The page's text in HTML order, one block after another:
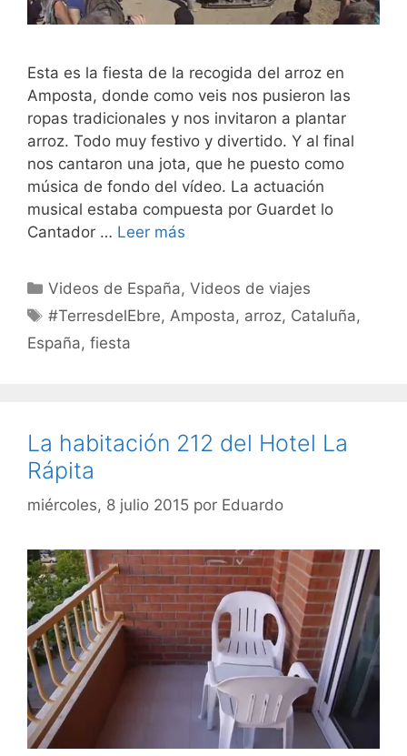
Esta es la fiesta de la recogida del arroz en
Amposta, donde como veis nos pusieron las
ropas tradicionales y nos invitaron a plantar
arroz. Todo muy festivo y divertido. Y al final
nos cantaron una jota, que he puesto como
música de fondo del vídeo. La actuación
musical estaba compuesta por Guardet lo
Cantador … Leer más
Categorías
Videos de España,Videos de viajes
Etiquetas
#TerresdelEbre, Amposta, arroz, Cataluña,
España, fiesta
La habitación 212 del Hotel La
Rápita
miércoles, 8 julio 2015 por Eduardo